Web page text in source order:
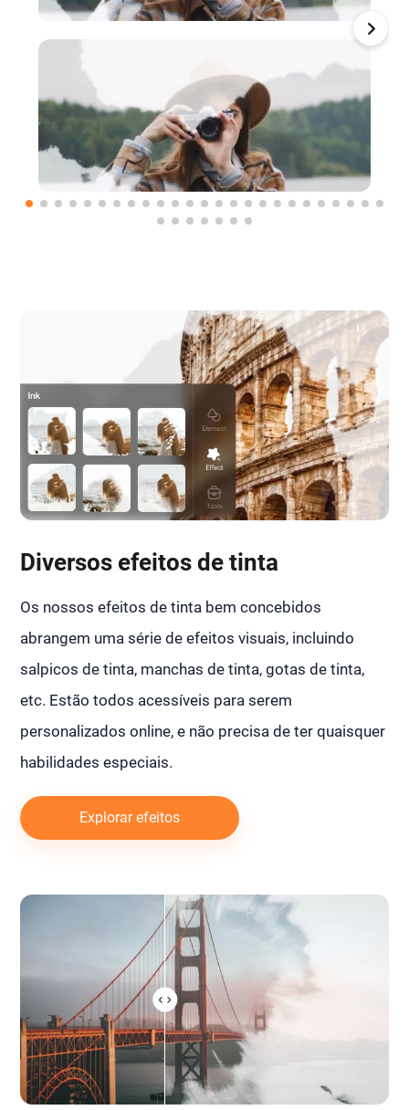
Diversos efeitos de tinta
Os nossos efeitos de tinta bem concebidos
abrangem uma série de efeitos visuais, incluindo
salpicos de tinta, manchas de tinta, gotas de tinta,
etc. Estão todos acessíveis para serem
personalizados online, e não precisa de ter quaisquer
habilidades especiais.
Explorar efeitos